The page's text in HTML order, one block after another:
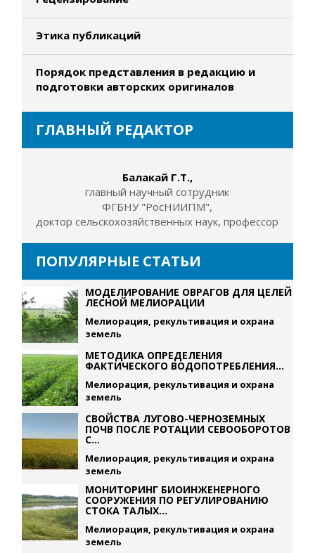
Этика публикаций
Порядок представления в редакцию и
подготовки авторских оригиналов
ГЛАВНЫЙ РЕДАКТОР
Балакай Г.Т.,
главный научный сотрудник
ФГБНУ "РосНИИПМ",
доктор сельскохозяйственных наук, профессор
ПОПУЛЯРНЫЕ СТАТЬИ
МОДЕЛИРОВАНИЕ ОВРАГОВ ДЛЯ ЦЕЛЕЙ
ЛЕСНОЙ МЕЛИОРАЦИИ
Мелиорация, рекультивация и охрана
земель
МЕТОДИКА ОПРЕДЕЛЕНИЯ
ФАКТИЧЕСКОГО ВОДОПОТРЕБЛЕНИЯ...
Мелиорация, рекультивация и охрана
земель
СВОЙСТВА ЛУГОВО-ЧЕРНОЗЕМНЫХ
ПОЧВ ПОСЛЕ РОТАЦИИ СЕВООБОРОТОВ
С...
Мелиорация, рекультивация и охрана
земель
МОНИТОРИНГ БИОИНЖЕНЕРНОГО
СООРУЖЕНИЯ ПО РЕГУЛИРОВАНИЮ
СТОКА ТАЛЫХ...
Мелиорация, рекультивация и охрана
земель